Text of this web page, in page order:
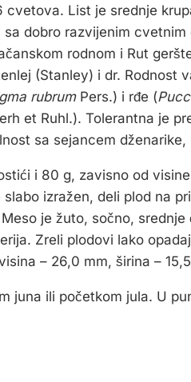
List je srednje
dobro razvijenim
rodnom i Rut
(Stanley) i dr. Rodnost
rubrumPers.) i rđe (
et Ruhl.). Tolerantna je
sa sejancem
i 80 g, zavisno od
izražen, deli plod na
je žuto, sočno,
Zreli plodovi lako
– 26,0 mm, širina –
juna ili početkom jula. U